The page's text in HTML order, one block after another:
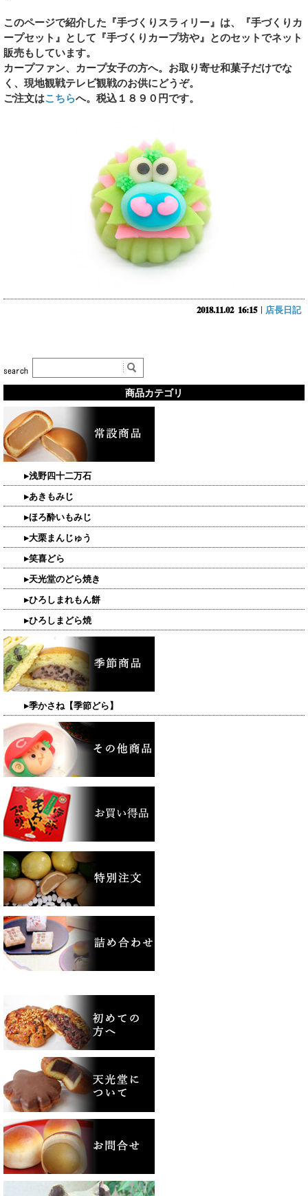
このページで紹介した『手づくりスラィリー』は、『手づくりカ
ープセット』として『手づくりカープ坊や』とのセットでネット
販売もしています。
カープファン、カープ女子の方へ。お取り寄せ和菓子だけでな
く、現地観戦テレビ観戦のお供にどうぞ。
ご注文はこちらへ。税込１８９０円です。
2018.11.02 16:15 店長日記
商品カテゴリ
▸浅野四十二万石
▸あきもみじ
▸ほろ酔いもみじ
▸大栗まんじゅう
▸笑喜どら
▸天光堂のどら焼き
▸ひろしまれもん餅
▸ひろしまどら焼
▸季かさね【季節どら】